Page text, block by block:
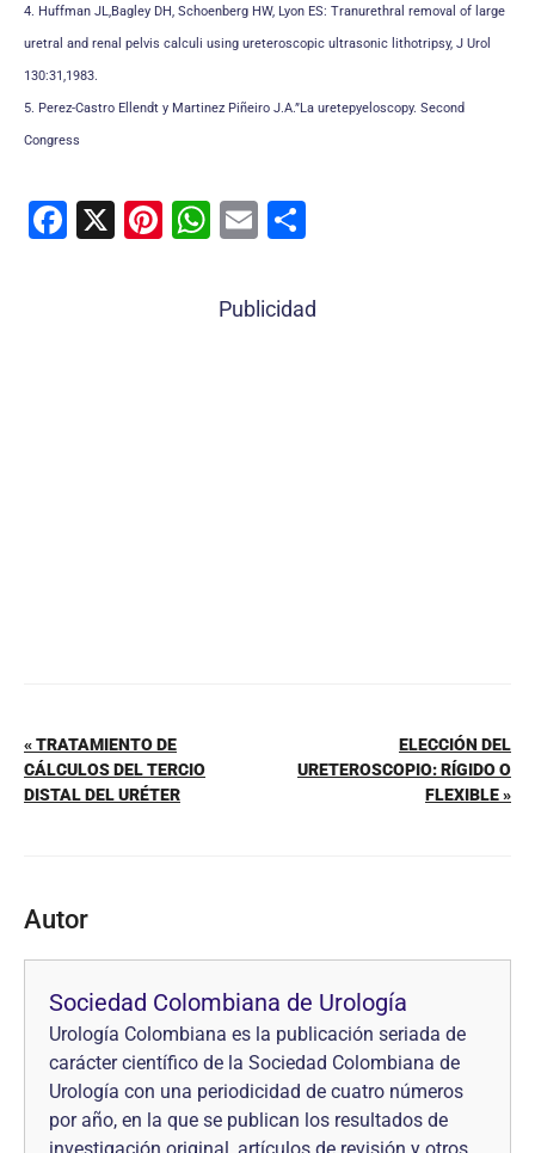
4. Huffman JL,Bagley DH, Schoenberg HW, Lyon ES: Tranurethral removal of large
uretral and renal pelvis calculi using ureteroscopic ultrasonic lithotripsy, J Urol
130:31,1983.
5. Perez-Castro Ellendt y Martinez Piñeiro J.A.”La uretepyeloscopy. Second
Congress
F
X
Pi W
at
E
ai m
Publicidad
« TRATAMIENTO DE
CÁLCULOS DEL TERCIO
DISTAL DEL URÉTER
ELECCIÓN DEL
URETEROSCOPIO: RÍGIDO O
FLEXIBLE »
Autor
Sociedad Colombiana de Urología
Urología Colombiana es la publicación seriada de
carácter científico de la Sociedad Colombiana de
Urología con una periodicidad de cuatro números
por año, en la que se pub­lican los resultados de